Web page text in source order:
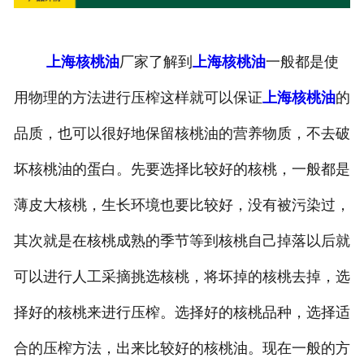
上海核桃油厂家了解到 上海核桃油一般都是使
用物理的方法进行压榨这样就可以保证 上海核桃油的
品质，也可以很好地保留核桃油的营养物质，不去破
坏核桃油的蛋白。先要选择比较好的核桃，一般都是
薄皮大核桃，生长环境也要比较好，没有被污染过，
其次就是在核桃成熟的季节等到核桃自己掉落以后就
可以进行人工采摘挑选核桃，将坏掉的核桃去掉，选
择好的核桃来进行压榨。选择好的核桃品种，选择适
合的压榨方法，出来比较好的核桃油。现在一般的方